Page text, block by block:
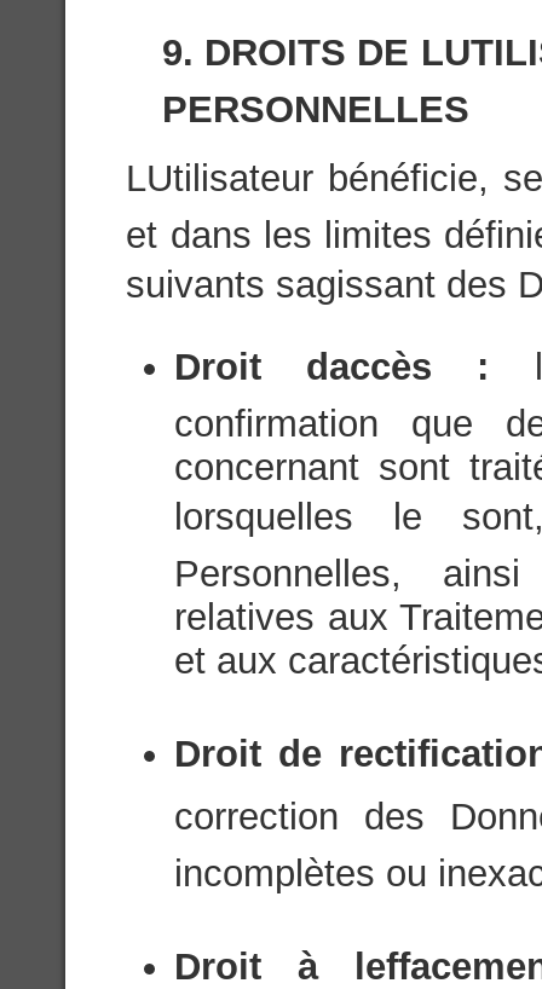
9. DROITS DE
PERSONNELLES
LUtilisateur bénéficie,
et dans les limites
suivants sagissant des
Droit daccès :
confirmation que
concernant sont
lorsquelles le
Personnelles,
relatives aux
et aux
Droit de
correction des
incomplètes ou
Droit à